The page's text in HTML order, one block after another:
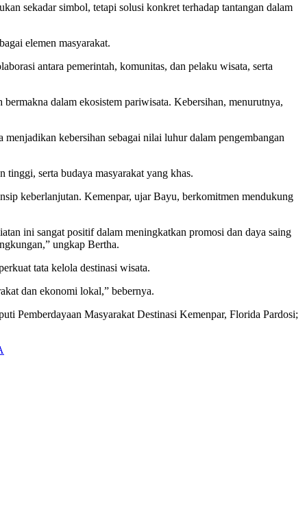
sekadar simbol, tetapi solusi konkret terhadap tantangan dalam
elemen masyarakat.
antara pemerintah, komunitas, dan pelaku wisata, serta
dalam ekosistem pariwisata. Kebersihan, menurutnya,
kebersihan sebagai nilai luhur dalam pengembangan
tinggi, serta budaya masyarakat yang khas.
keberlanjutan. Kemenpar, ujar Bayu, berkomitmen mendukung
ini sangat positif dalam meningkatkan promosi dan daya saing
ungkap Bertha.
tata kelola destinasi wisata.
dan ekonomi lokal,” bebernya.
Pemberdayaan Masyarakat Destinasi Kemenpar, Florida Pardosi;